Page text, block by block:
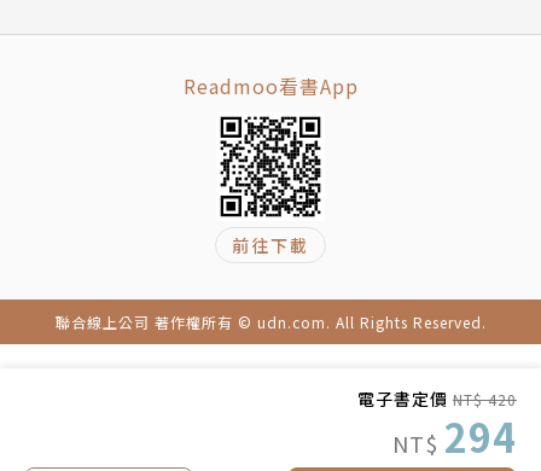
電子書定價 NT$ 420
NT$ 294
放鬆小肌肉的緊張
透過動態伸展讓動作更流暢
第6章 鍛鍊髖關節
在腳步不穩的情況下活動身體
鍛鍊屈曲與伸展的力量
Readmoo看書App
前往下載
聯合線上公司 著作權所有 © udn.com. All Rights Reserved.